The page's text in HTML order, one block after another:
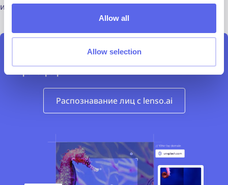
Allow all
Allow selection
инструкциям в этой статье:Как использовать lenso.ai
фотографии
Распознавание лиц с lenso.ai